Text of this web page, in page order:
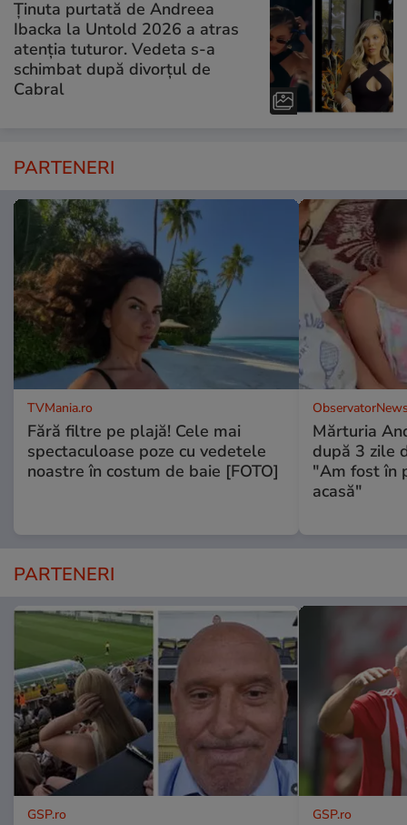
Ținuta purtată de Andreea
Ibacka la Untold 2026 a atras
atenția tuturor. Vedeta s-a
schimbat după divorțul de
Cabral
PARTENERI
TVMania.ro
Fără filtre pe plajă! Cele mai
spectaculoase poze cu vedetele
noastre în costum de baie [FOTO]
Mărturia
după 3 zile
"Am fost în
acasă"
PARTENERI
GSP.ro GSP.ro